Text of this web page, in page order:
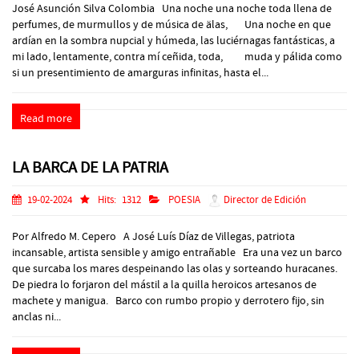
José Asunción Silva Colombia Una noche una noche toda llena de
perfumes, de murmullos y de música de älas, Una noche en que
ardían en la sombra nupcial y húmeda, las luciérnagas fantásticas, a
mi lado, lentamente, contra mí ceñida, toda, muda y pálida como
si un presentimiento de amarguras infinitas, hasta el...
Read more
LA BARCA DE LA PATRIA
19-02-2024 Hits: 1312 POESIA Director de Edición
Por Alfredo M. Cepero A José Luís Díaz de Villegas, patriota
incansable, artista sensible y amigo entrañable Era una vez un barco
que surcaba los mares despeinando las olas y sorteando huracanes.
De piedra lo forjaron del mástil a la quilla heroicos artesanos de
machete y manigua. Barco con rumbo propio y derrotero fijo, sin
anclas ni...